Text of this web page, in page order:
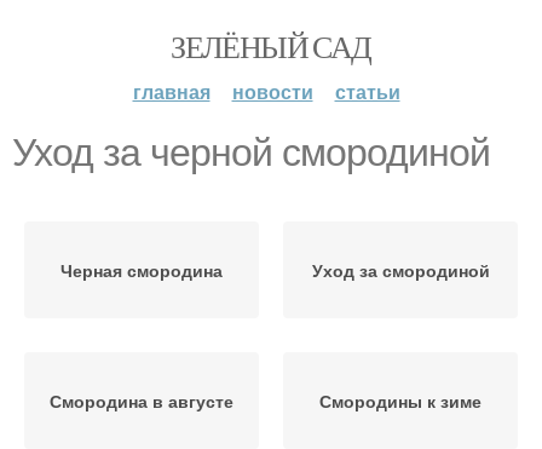
ЗЕЛЁНЫЙ САД
главная новости статьи
Уход за черной смородиной
Черная смородина Уход за смородиной
Смородина в августе Смородины к зиме